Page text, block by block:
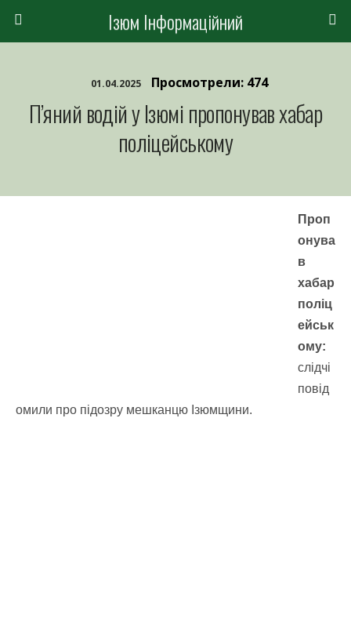
Ізюм Інформаційний
01.04.2025 Просмотрели: 474
П’яний водій у Ізюмі пропонував хабар
поліцейському
Проп
онува
в
хабар
поліц
ейськ
ому:
слідчі
повід
омили про підозру мешканцю Ізюмщини.